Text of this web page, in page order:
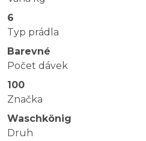
6
Typ prádla
Barevné
Počet dávek
100
Značka
Waschkönig
Druh